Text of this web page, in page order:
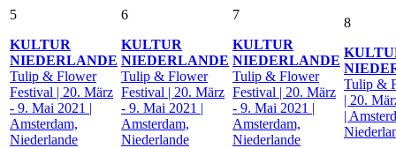
5
KULTUR
NIEDERLANDE
Tulip & Flower
Festival | 20. März
- 9. Mai 2021 |
Amsterdam,
Niederlande
6
KULTUR
NIEDERLANDE
Tulip & Flower
Festival | 20. März
- 9. Mai 2021 |
Amsterdam,
Niederlande
7
KULTUR
NIEDERLANDE
Tulip & Flower
Festival | 20. März
- 9. Mai 2021 |
Amsterdam,
Niederlande
8
Tulip &
| 20.
|